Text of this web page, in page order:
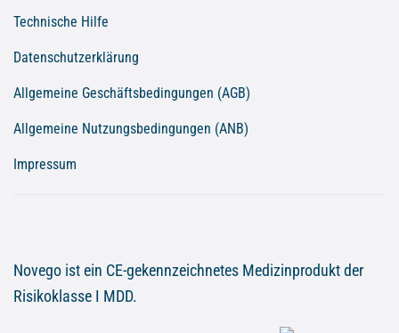
Technische Hilfe
Datenschutzerklärung
Allgemeine Geschäftsbedingungen (AGB)
Allgemeine Nutzungsbedingungen (ANB)
Impressum
Novego ist ein CE-gekennzeichnetes Medizinprodukt der
Risikoklasse I MDD.